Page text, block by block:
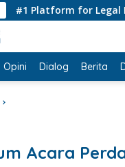
Platform for Legal
Opini Dialog Berita
Acara